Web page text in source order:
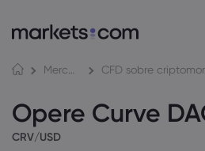
Mercados CFD sobre
Opere Curve
CRV/USD